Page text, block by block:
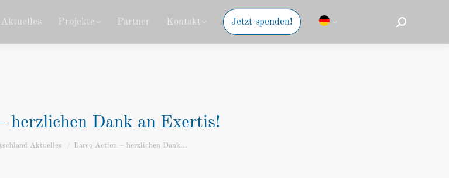
Aktuelles Projekte Partner Kontakt Jetzt spenden! Suche:
herzlichen Dank an Exertis!
hier: Aktuelles Barco Action – herzlichen Dank...